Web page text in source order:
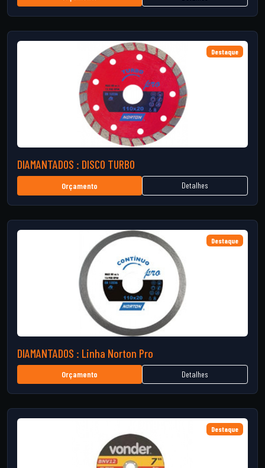
Destaque
DIAMANTADOS : DISCO TURBO
Orçamento Detalhes
Destaque
DIAMANTADOS : Linha Norton Pro
Orçamento Detalhes
Destaque